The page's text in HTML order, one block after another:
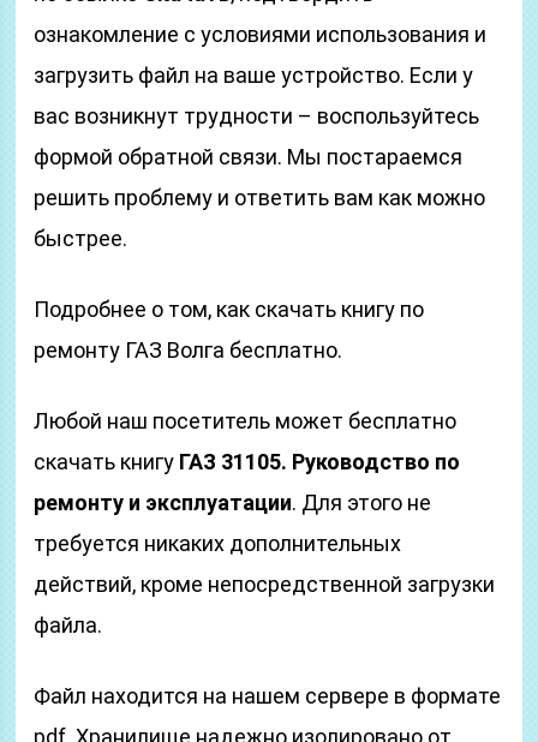
ознакомление с условиями использования и
загрузить файл на ваше устройство. Если у
вас возникнут трудности – воспользуйтесь
формой обратной связи. Мы постараемся
решить проблему и ответить вам как можно
быстрее.
Подробнее о том, как скачать книгу по
ремонту ГАЗ Волга бесплатно.
Любой наш посетитель может бесплатно
скачать книгу ГАЗ 31105. Руководство по
ремонту и эксплуатации. Для этого не
требуется никаких дополнительных
действий, кроме непосредственной загрузки
файла.
Файл находится на нашем сервере в формате
pdf. Хранилище надежно изолировано от